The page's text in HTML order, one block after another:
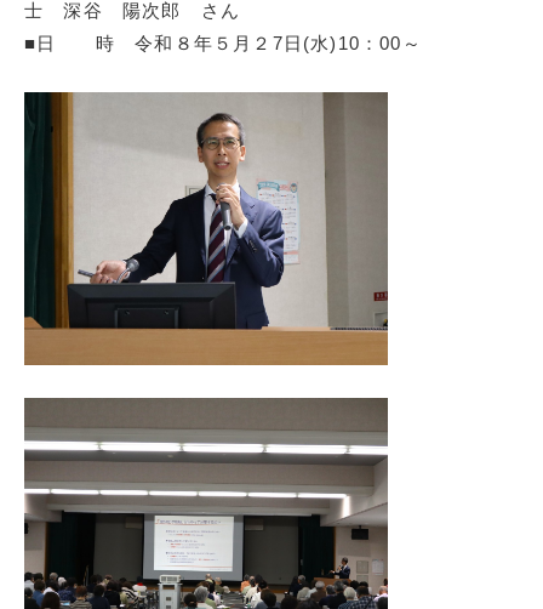
士 深谷 陽次郎 さん
■日 時 令和８年５月２7日(水)10：00～